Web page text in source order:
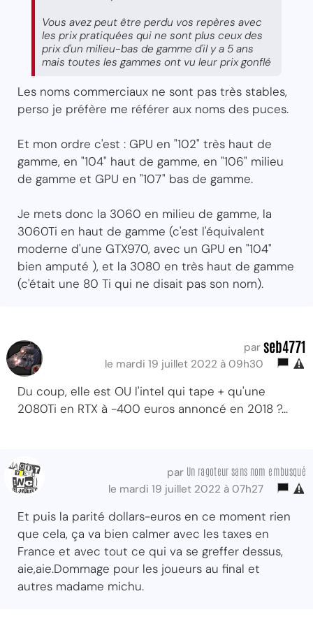
Vous avez peut être perdu vos repères avec
les prix pratiquées qui ne sont plus ceux des
prix d'un milieu-bas de gamme d'il y a 5 ans
mais toutes les gammes ont vu leur prix gonflé
Les noms commerciaux ne sont pas très stables,
perso je préfère me référer aux noms des puces.
Et mon ordre c'est : GPU en "102" très haut de
gamme, en "104" haut de gamme, en "106" milieu
de gamme et GPU en "107" bas de gamme.
Je mets donc la 3060 en milieu de gamme, la
3060Ti en haut de gamme (c'est l'équivalent
moderne d'une GTX970, avec un GPU en "104"
bien amputé ), et la 3080 en très haut de gamme
(c'était une 80 Ti qui ne disait pas son nom).
par seb4771
le mardi 19 juillet 2022 à 09h30
Du coup, elle est OU l'intel qui tape + qu'une
2080Ti en RTX à -400 euros annoncé en 2018 ?...
par Un ragoteur sans nom embusqué
le mardi 19 juillet 2022 à 07h27
Et puis la parité dollars-euros en ce moment rien
que cela, ça va bien calmer avec les taxes en
France et avec tout ce qui va se greffer dessus,
aie,aie.Dommage pour les joueurs au final et
autres madame michu.